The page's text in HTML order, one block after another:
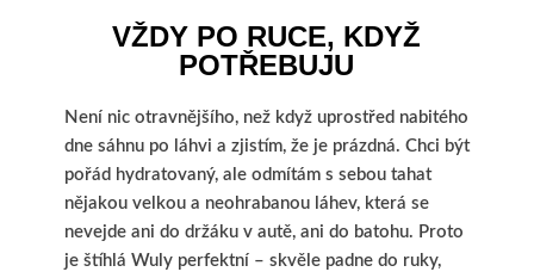
VŽDY PO RUCE, KDYŽ
POTŘEBUJU
Není nic otravnějšího, než když uprostřed nabitého
dne sáhnu po láhvi a zjistím, že je prázdná. Chci být
pořád hydratovaný, ale odmítám s sebou tahat
nějakou velkou a neohrabanou láhev, která se
nevejde ani do držáku v autě, ani do batohu. Proto
je štíhlá Wuly perfektní – skvěle padne do ruky,